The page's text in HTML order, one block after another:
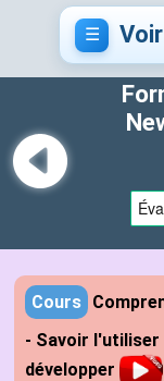
Cours
- Savoir l'utiliser
développer